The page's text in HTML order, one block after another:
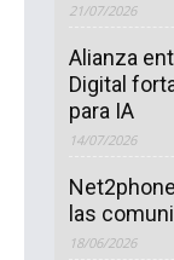
21/07/2026
Alianza
Digital
para IA
14/07/2026
las
18/06/2026